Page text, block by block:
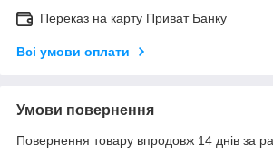
Переказ на карту Приват Банку
Всі умови оплати
Умови повернення
Повернення товару впродовж 14 днів за